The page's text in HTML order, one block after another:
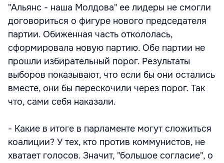
"Альянс - наша Молдова" ее лидеры не смогли
договориться о фигуре нового председателя
партии. Обиженная часть откололась,
сформировала новую партию. Обе партии не
прошли избирательный порог. Результаты
выборов показывают, что если бы они остались
вместе, они бы перескочили через порог. Так
что, сами себя наказали.
- Какие в итоге в парламенте могут сложиться
коалиции? У тех, кто против коммунистов, не
хватает голосов. Значит, "большое согласие", о